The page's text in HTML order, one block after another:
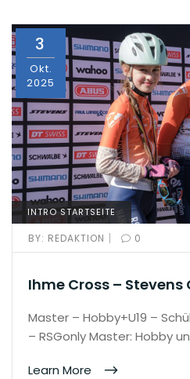
3
Okt.
2025
INTRO STARTSEITE
BY: REDAKTION | 0
Ihme Cross – Stevens
Master – Hobby+U19 –
– RSGonly Master: Hobby
Learn More